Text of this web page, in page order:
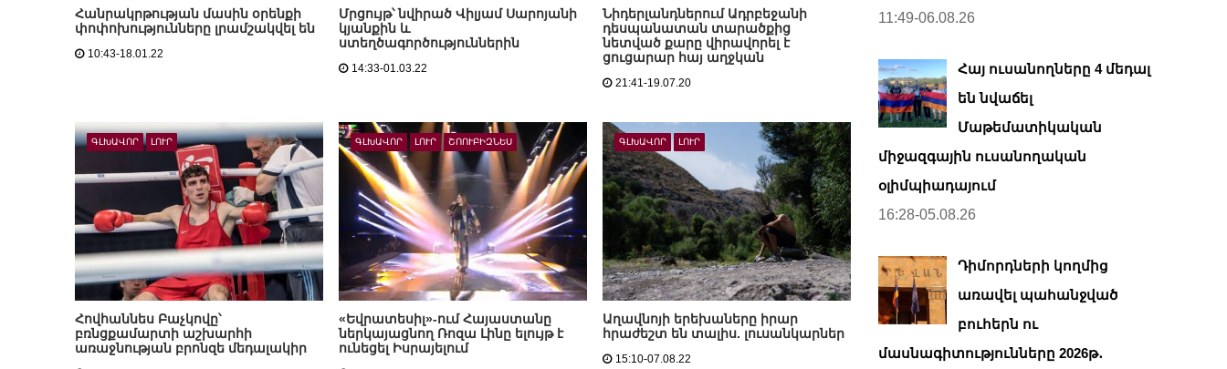
Հանրակրթության մասին օրենքի
փոփոխությունները լրամշակվել են
10:43-18.01.22
Մրցույթ՝ նվիրած Վիլյամ Սարոյանի
կյանքին և
ստեղծագործություններին
14:33-01.03.22
Նիդերլանդներում Ադրբեջանի
դեսպանատան տարածքից
նետված քարը վիրավորել է
ցուցարար հայ աղջկան
21:41-19.07.20
ԳԼԽԱՎՈՐ ԼՈՒՐ
Հովհաննես Բաչկովը՝
բռնցքամարտի աշխարհի
առաջնության բրոնզե մեդալակիր
ԳԼԽԱՎՈՐ ԼՈՒՐ ՇՈՈՒԲԻԶՆԵՍ
«Եվրատեսիլ»-ում Հայաստանը
ներկայացնող Ռոզա Լինը ելույթ է
ունեցել Իսրայելում
ԳԼԽԱՎՈՐ ԼՈՒՐ
Աղավնոյի երեխաները իրար
հրաժեշտ են տալիս. լուսանկարներ
15:10-07.08.22
11:49-06.08.26
Հայ ուսանողները 4 մեդալ
են նվաճել
Մաթեմատիկական
միջազգային ուսանողական
օլիմպիադայում
16:28-05.08.26
Դիմորդների կողմից
առավել պահանջված
բուհերն ու
մասնագիտությունները 2026թ․